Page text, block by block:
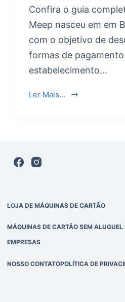
Confira o guia
Meep nasceu em em
com o objetivo de
formas de
estabelecimento…
Ler Mais...
LOJA DE MÁQUINAS DE CARTÃO
MÁQUINAS DE CARTÃO SEM
EMPRESAS
NOSSO CONTATOPOLÍTICA DE